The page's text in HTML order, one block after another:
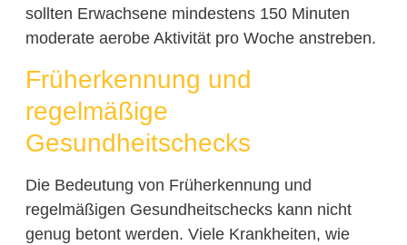
sollten Erwachsene mindestens 150 Minuten
moderate aerobe Aktivität pro Woche anstreben.
Früherkennung und
regelmäßige
Gesundheitschecks
Die Bedeutung von Früherkennung und
regelmäßigen Gesundheitschecks kann nicht
genug betont werden. Viele Krankheiten, wie